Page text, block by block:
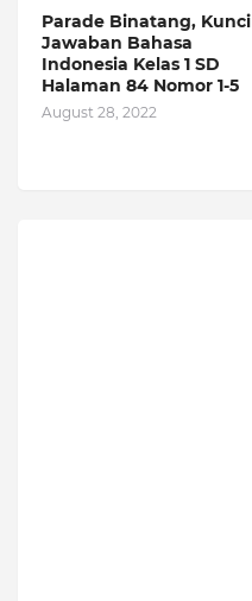
Parade Binatang, Kunci
Jawaban Bahasa
Indonesia Kelas 1 SD
Halaman 84 Nomor 1-5
August 28, 2022